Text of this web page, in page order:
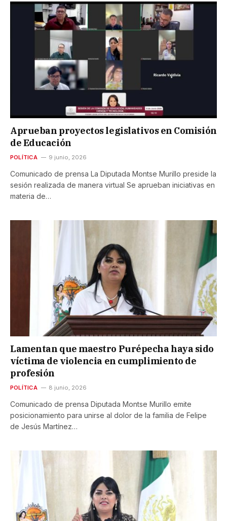
Aprueban proyectos legislativos en Comisión
de Educación
POLÍTICA 9 junio, 2026
Comunicado de prensa La Diputada Montse Murillo preside la
sesión realizada de manera virtual Se aprueban iniciativas en
materia de…
Lamentan que maestro Purépecha haya sido
víctima de violencia en cumplimiento de
profesión
POLÍTICA 8 junio, 2026
Comunicado de prensa Diputada Montse Murillo emite
posicionamiento para unirse al dolor de la familia de Felipe
de Jesús Martínez…